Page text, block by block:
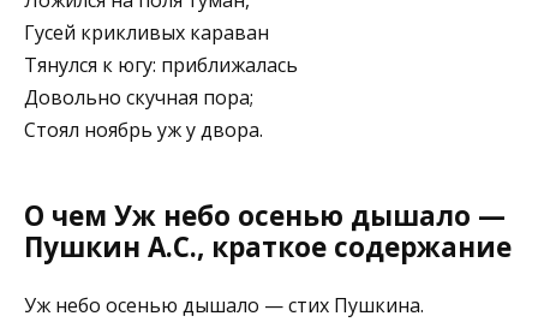
Гусей крикливых караван
Тянулся к югу: приближалась
Довольно скучная пора;
Стоял ноябрь уж у двора.
О чем Уж небо осенью дышало —
Пушкин А.С., краткое содержание
Уж небо осенью дышало — стих Пушкина.